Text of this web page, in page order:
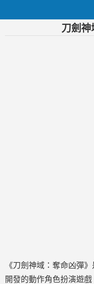
刀劍神
《刀劍神域：奪命凶彈》
開發的動作角色扮演遊